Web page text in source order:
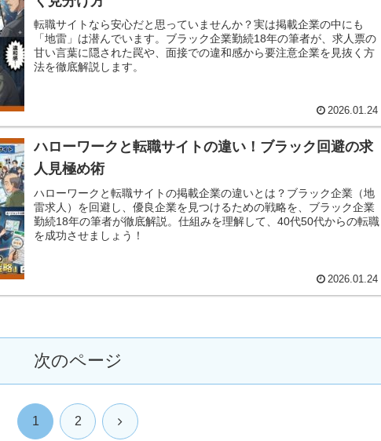
転職サイトなら安心だと思っていませんか？実は掲載企業の中にも
「地雷」は潜んでいます。ブラック企業勤続18年の筆者が、求人票の
甘い言葉に隠された罠や、面接での違和感から要注意企業を見抜く方
法を徹底解説します。
2026.01.24
ハローワークと転職サイトの違い！ブラック回避の求
人見極め術
ハローワークと転職サイトの掲載企業の違いとは？ブラック企業（地
雷求人）を回避し、優良企業を見つけるための戦略を、ブラック企業
勤続18年の筆者が徹底解説。仕組みを理解して、40代50代からの転職
を成功させましょう！
2026.01.24
次のページ
1 2 次